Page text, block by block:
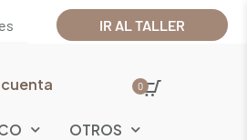
IR AL TALLER
cuenta 0
OTROS